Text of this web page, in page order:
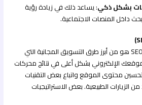
بشكل ذكي: يساعد ذلك في زيادة رؤية
داخل المنصات الاجتماعية.
تحسين محركات البحث أو الـ SEO هو من أبرز طرق التسويق المجانية التي
الإلكتروني بشكل أعلى في نتائج محركات
محتوى الموقع واتباع بعض التقنيات
الزيارات الطبيعية. بعض الاستراتيجيات